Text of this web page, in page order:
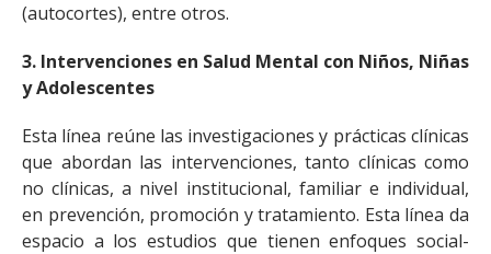
(autocortes), entre otros.
3. Intervenciones en Salud Mental con Niños, Niñas
y Adolescentes
Esta línea reúne las investigaciones y prácticas clínicas
que abordan las intervenciones, tanto clínicas como
no clínicas, a nivel institucional, familiar e individual,
en prevención, promoción y tratamiento. Esta línea da
espacio a los estudios que tienen enfoques social-